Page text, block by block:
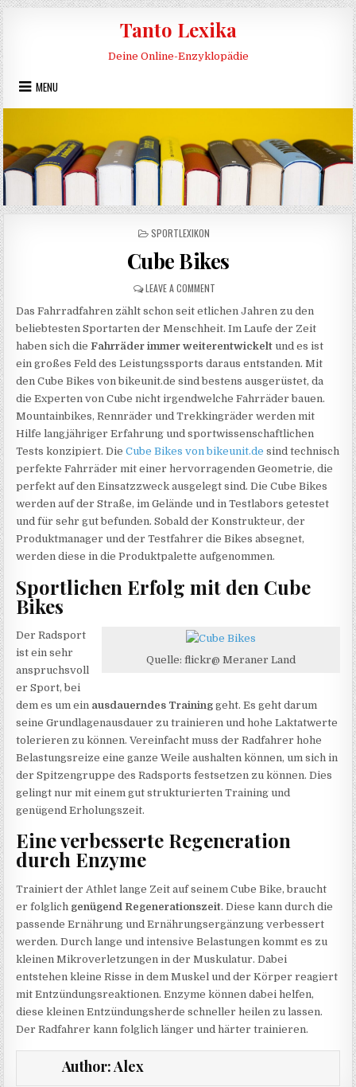
Skip to content
Tanto Lexika
Deine Online-Enzyklopädie
MENU
POSTED IN
SPORTLEXIKON
Cube Bikes
LEAVE A COMMENTON CUBE BIKES
Das Fahrradfahren zählt schon seit etlichen Jahren zu den
beliebtesten Sportarten der Menschheit. Im Laufe der Zeit
haben sich dieFahrräder immer weiterentwickelt und es ist
ein großes Feld des Leistungssports daraus entstanden. Mit
den Cube Bikes von bikeunit.de sind bestens ausgerüstet, da
die Experten von Cube nicht irgendwelche Fahrräder bauen.
Mountainbikes, Rennräder und Trekkingräder werden mit
Hilfe langjähriger Erfahrung und sportwissenschaftlichen
Tests konzipiert. DieCube Bikes von bikeunit.de sind technisch
perfekte Fahrräder mit einer hervorragenden Geometrie, die
perfekt auf den Einsatzzweck ausgelegt sind. Die Cube Bikes
werden auf der Straße, im Gelände und in Testlabors getestet
und für sehr gut befunden. Sobald der Konstrukteur, der
Produktmanager und der Testfahrer die Bikes absegnet,
werden diese in die Produktpalette aufgenommen.
Sportlichen Erfolg mit den Cube
Bikes
Quelle: flickr@ Meraner Land
Der Radsport
ist ein sehr
anspruchsvoll
er Sport, bei
dem es um ein ausdauerndes Training geht. Es geht darum
seine Grundlagenausdauer zu trainieren und hohe Laktatwerte
tolerieren zu können. Vereinfacht muss der Radfahrer hohe
Belastungsreize eine ganze Weile aushalten können, um sich in
der Spitzengruppe des Radsports festsetzen zu können. Dies
gelingt nur mit einem gut strukturierten Training und
genügend Erholungszeit.
Eine verbesserte Regeneration
durch Enzyme
Trainiert der Athlet lange Zeit auf seinem Cube Bike, braucht
er folglich genügend Regenerationszeit. Diese kann durch die
passende Ernährung und Ernährungsergänzung verbessert
werden. Durch lange und intensive Belastungen kommt es zu
kleinen Mikroverletzungen in der Muskulatur. Dabei
entstehen kleine Risse in dem Muskel und der Körper reagiert
mit Entzündungsreaktionen. Enzyme können dabei helfen,
diese kleinen Entzündungsherde schneller heilen zu lassen.
Der Radfahrer kann folglich länger und härter trainieren.
Author:Alex